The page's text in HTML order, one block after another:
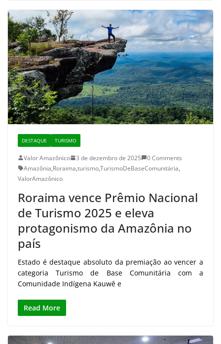
DESTAQUE TURISMO
Valor Amazônico 3 de dezembro de 2025
0 Comments
Amazônia,Roraima,turismo,TurismoDeBaseComunitária,
ValorAmazônico
Roraima vence Prêmio Nacional
de Turismo 2025 e eleva
protagonismo da Amazônia no
país
Estado é destaque absoluto da premiação ao vencer a
categoria Turismo de Base Comunitária com a
Comunidade Indígena Kauwê e
Read More